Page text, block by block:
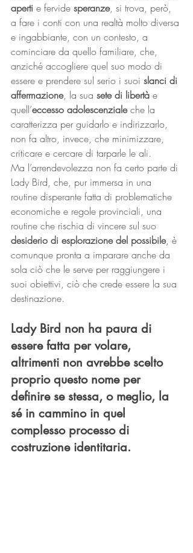
aperti e fervide speranze, si trova, però,
a fare i conti con una realtà molto diversa
e ingabbiante, con un contesto, a
cominciare da quello familiare, che,
anziché accogliere quel suo modo di
essere e prendere sul serio i suoi slanci di
affermazione, la sua sete di libertà e
quell’eccesso adolescenziale che la
caratterizza per guidarlo e indirizzarlo,
non fa altro, invece, che minimizzare,
criticare e cercare di tarparle le ali.
Ma l’arrendevolezza non fa certo parte di
Lady Bird, che, pur immersa in una
routine disperante fatta di problematiche
economiche e regole provinciali, una
routine che rischia di vincere sul suo
desiderio di esplorazione del possibile, è
comunque pronta a imparare anche da
sola ciò che le serve per raggiungere i
suoi obiettivi, ciò che crede essere la sua
destinazione.
Lady Bird non ha paura di
essere fatta per volare,
altrimenti non avrebbe scelto
proprio questo nome per
definire se stessa, o meglio, la
sé in cammino in quel
complesso processo di
costruzione identitaria.